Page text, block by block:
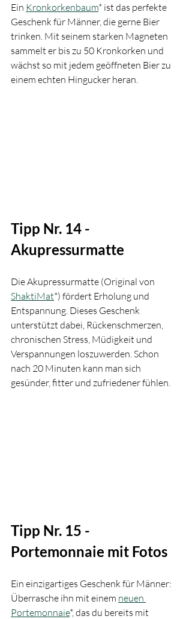
Ein Kronkorkenbaum* ist das perfekte
Geschenk für Männer, die gerne Bier
trinken. Mit seinem starken Magneten
sammelt er bis zu 50 Kronkorken und
wächst so mit jedem geöffneten Bier zu
einem echten Hingucker heran.
Tipp Nr. 14 -
Akupressurmatte
Die Akupressurmatte (Original von
ShaktiMat*) fördert Erholung und
Entspannung. Dieses Geschenk
unterstützt dabei, Rückenschmerzen,
chronischen Stress, Müdigkeit und
Verspannungen loszuwerden. Schon
nach 20 Minuten kann man sich
gesünder, fitter und zufriedener fühlen.
Tipp Nr. 15 -
Portemonnaie mit Fotos
Ein einzigartiges Geschenk für Männer:
Überrasche ihn mit einem neuen
Portemonnaie*, das du bereits mit